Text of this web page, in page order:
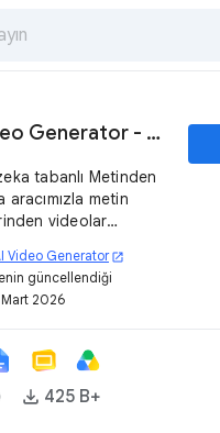
AI Video Generator - Metinden Videoya
tabanlı Metinden
aracımızla metin
videolar
Video Generator open_in_new
güncellendiği
Mart 2026
425 B+